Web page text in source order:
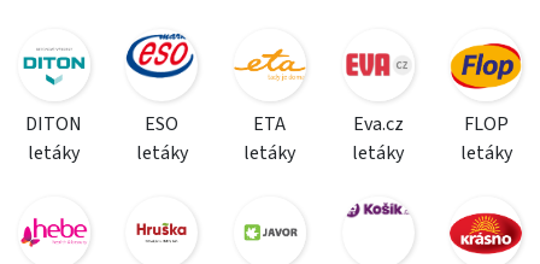
DITON
letáky
ESO
letáky
ETA
letáky
Eva.cz
letáky
FLOP
letáky